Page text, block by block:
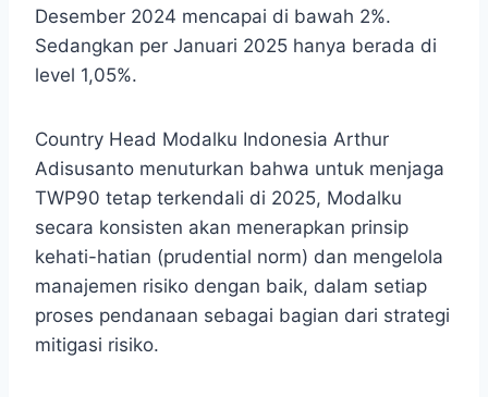
Desember 2024 mencapai di bawah 2%.
Sedangkan per Januari 2025 hanya berada di
level 1,05%.
Country Head Modalku Indonesia Arthur
Adisusanto menuturkan bahwa untuk menjaga
TWP90 tetap terkendali di 2025, Modalku
secara konsisten akan menerapkan prinsip
kehati-hatian (prudential norm) dan mengelola
manajemen risiko dengan baik, dalam setiap
proses pendanaan sebagai bagian dari strategi
mitigasi risiko.